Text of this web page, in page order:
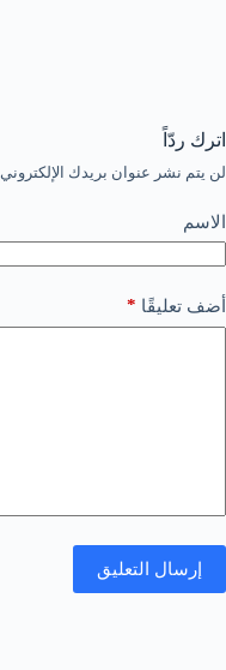
اترك ردّاً
لن يتم نشر عنوان بريدك الإلكتروني.
الاسم
أضف تعليقًا *
إرسال التعليق